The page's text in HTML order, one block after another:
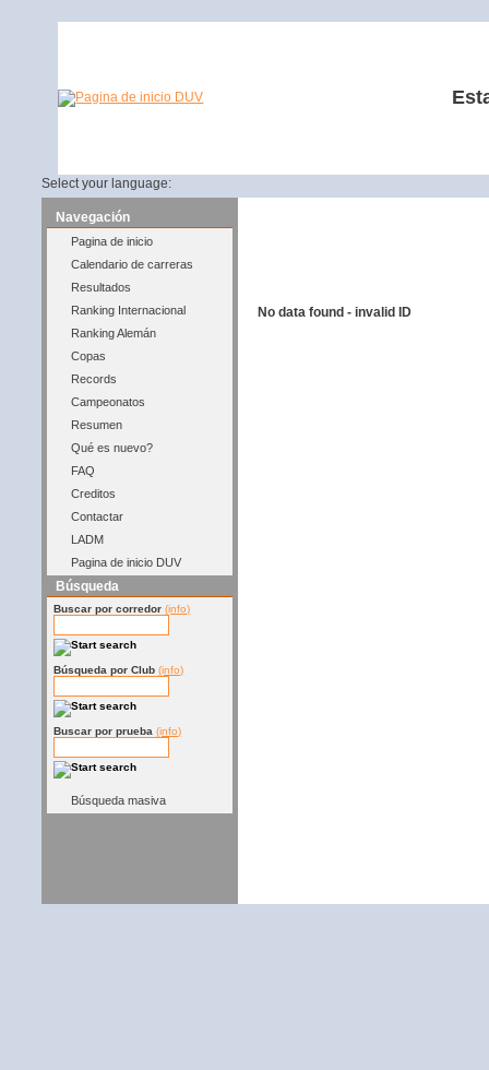
Select your language:
Navegación
Pagina de inicio
Calendario de carreras
Resultados
Ranking Internacional
Ranking Alemán
Copas
Records
Campeonatos
Resumen
Qué es nuevo?
FAQ
Creditos
Contactar
LADM
Pagina de inicio DUV
Búsqueda
Buscar por corredor (info)
Búsqueda por Club (info)
Buscar por prueba (info)
Búsqueda masiva
No data found - invalid ID